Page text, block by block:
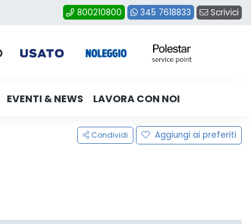
800210800 345 7618833 Scrivici
EVENTI & NEWS LAVORA CON NOI
Condividi Aggiungi ai preferiti